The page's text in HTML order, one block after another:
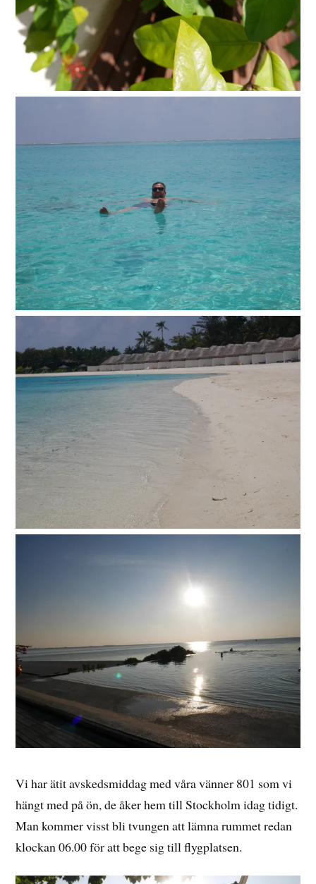
Vi har ätit avskedsmiddag med våra vänner 801 som vi
hängt med på ön, de åker hem till Stockholm idag tidigt.
Man kommer visst bli tvungen att lämna rummet redan
klockan 06.00 för att bege sig till flygplatsen.